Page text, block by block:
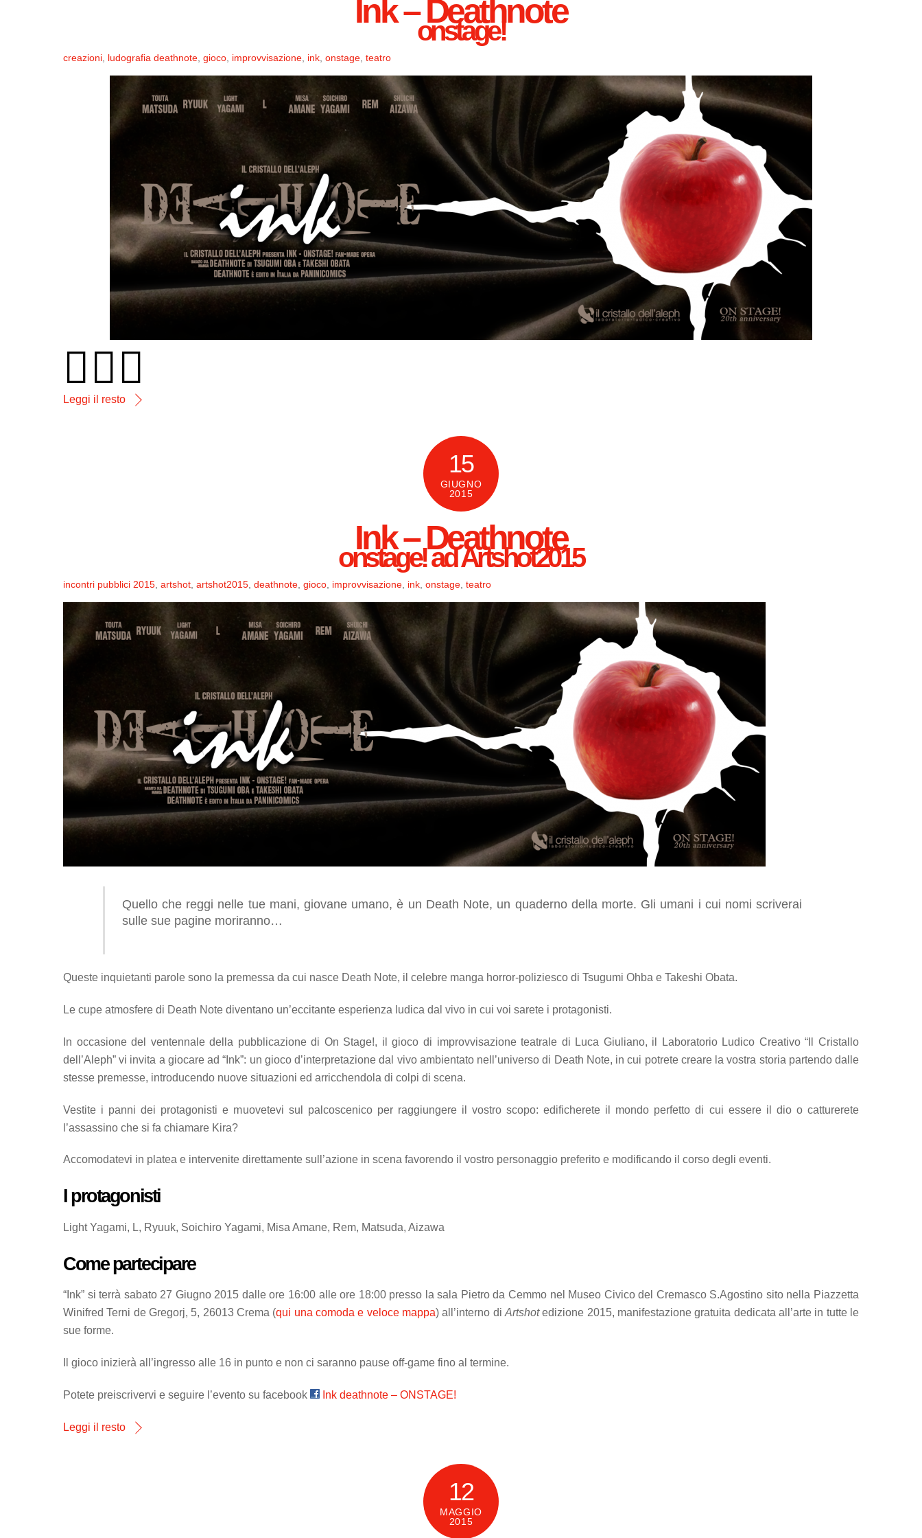
Ink – Deathnote
onstage!
creazioni ludografia deathnote gioco improvvisazione ink onstage teatro

Leggi il resto
15
GIUGNO
2015
Ink – Deathnote
onstage! ad Artshot2015
incontri pubblici 2015 artshot artshot2015 deathnote gioco improvvisazione ink onstage teatro
Quello che reggi nelle tue mani, giovane umano, è un Death Note, un quaderno della morte. Gli umani i cui nomi scriverai
sulle sue pagine moriranno…
Queste inquietanti parole sono la premessa da cui nasce Death Note, il celebre manga horror-poliziesco di Tsugumi Ohba e Takeshi Obata.
Le cupe atmosfere di Death Note diventano un’eccitante esperienza ludica dal vivo in cui voi sarete i protagonisti.
In occasione del ventennale della pubblicazione di On Stage!, il gioco di improvvisazione teatrale di Luca Giuliano, il Laboratorio Ludico Creativo “Il Cristallo
dell’Aleph” vi invita a giocare ad “Ink”: un gioco d’interpretazione dal vivo ambientato nell’universo di Death Note, in cui potrete creare la vostra storia partendo dalle
stesse premesse, introducendo nuove situazioni ed arricchendola di colpi di scena.
Vestite i panni dei protagonisti e muovetevi sul palcoscenico per raggiungere il vostro scopo: edificherete il mondo perfetto di cui essere il dio o catturerete
l’assassino che si fa chiamare Kira?
Accomodatevi in platea e intervenite direttamente sull’azione in scena favorendo il vostro personaggio preferito e modificando il corso degli eventi.
I protagonisti
Light Yagami, L, Ryuuk, Soichiro Yagami, Misa Amane, Rem, Matsuda, Aizawa
Come partecipare
“Ink” si terrà sabato 27 Giugno 2015 dalle ore 16:00 alle ore 18:00 presso la sala Pietro da Cemmo nel Museo Civico del Cremasco S.Agostino sito nella Piazzetta
Winifred Terni de Gregorj, 5, 26013 Crema (qui una comoda e veloce mappa) all’interno diArtshotedizione 2015, manifestazione gratuita dedicata all’arte in tutte le
sue forme.
Il gioco inizierà all’ingresso alle 16 in punto e non ci saranno pause off-game fino al termine.
Potete preiscrivervi e seguire l’evento su facebook Ink deathnote – ONSTAGE!
Leggi il resto
12
MAGGIO
2015